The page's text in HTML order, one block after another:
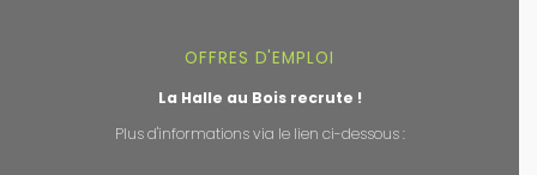
OFFRES D'EMPLOI
La Halle au Bois recrute !
Plus d'informations via le lien ci-dessous :